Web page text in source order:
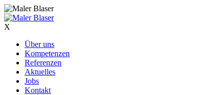
X
Über uns
Kompetenzen
Referenzen
Aktuelles
Jobs
Kontakt